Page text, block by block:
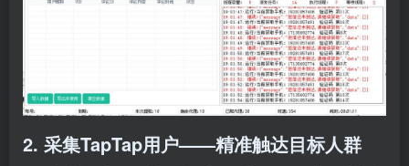
2. 采集TapTap用户——精准触达目标人群